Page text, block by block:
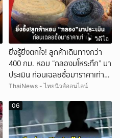
วิดีโอ
ยิ่งรู้ยิ่งตกใจ! ลูกค้าเดินทางกว่า
400 กม. หอบ “กลองมโหระทึก” มา
ประเมิน ก่อนเฉลยซื้อมาราคาเท่า
ไหร่?
ThaiNews - ไทยนิวส์ออนไลน์
06